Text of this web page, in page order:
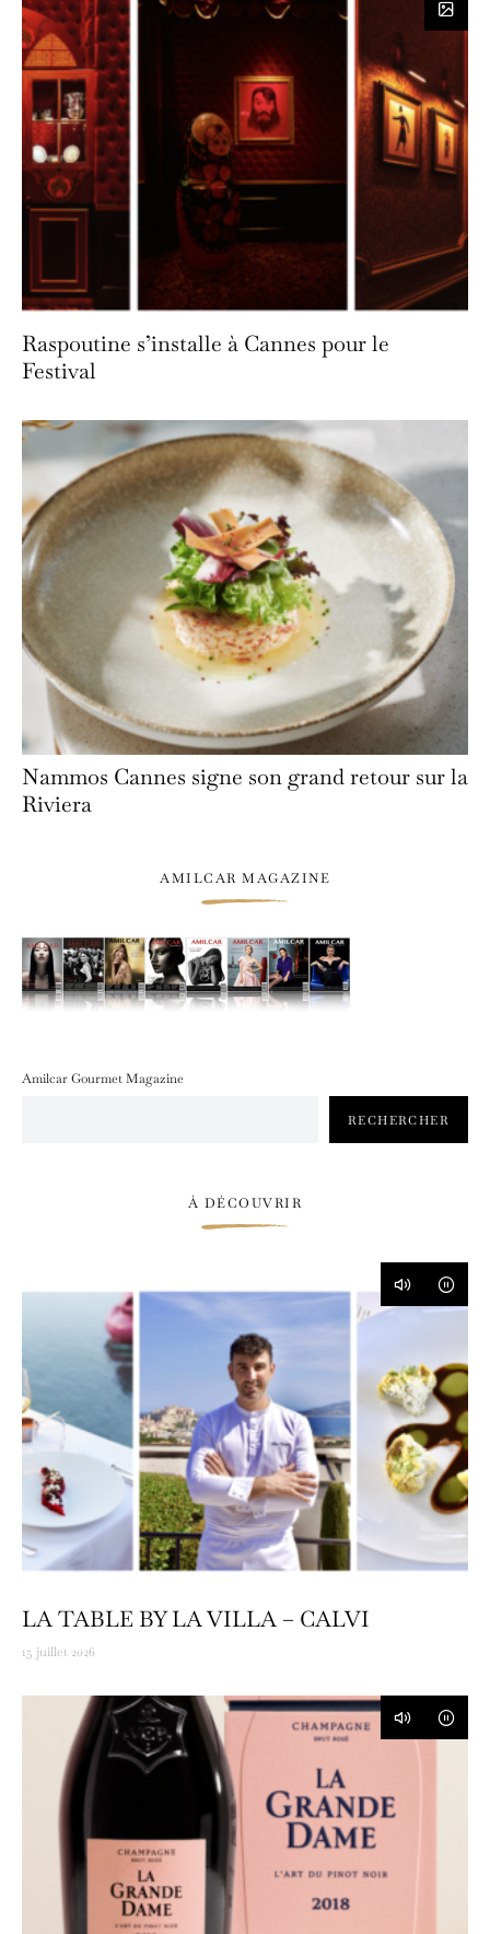
Raspoutine s’installe à Cannes pour le
Festival
Nammos Cannes signe son grand retour sur la
Riviera
AMILCAR MAGAZINE
Amilcar Gourmet Magazine
RECHERCHER
À DÉCOUVRIR
LA TABLE BY LA VILLA – CALVI
15 juillet 2026